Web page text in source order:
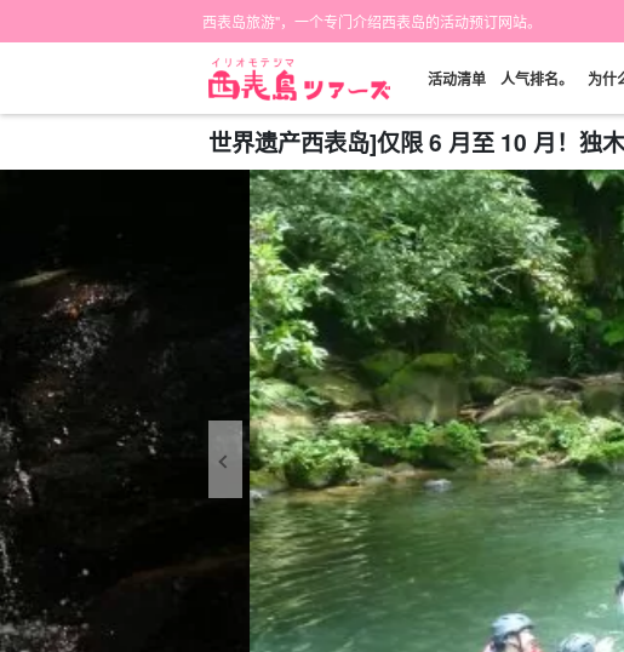
西表岛旅游"，一个专门介绍西表岛的活动预订网站。
活动清单 人气排名。 为什
世界遗产西表岛]仅限 6 月至 10 月！独